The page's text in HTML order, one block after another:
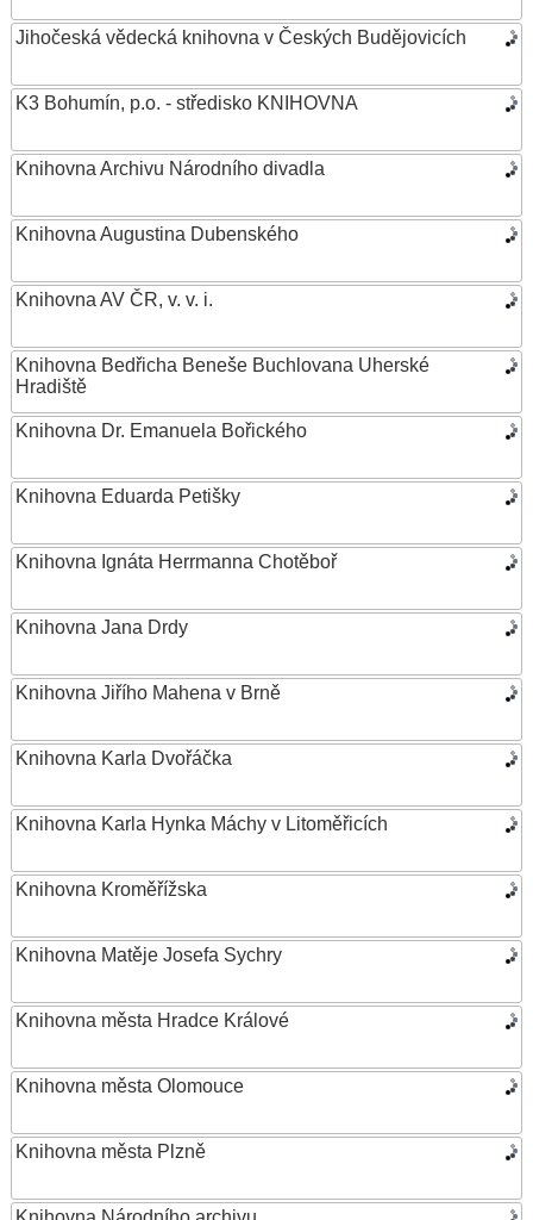
Jihočeská vědecká knihovna v Českých Budějovicích
K3 Bohumín, p.o. - středisko KNIHOVNA
Knihovna Archivu Národního divadla
Knihovna Augustina Dubenského
Knihovna AV ČR, v. v. i.
Knihovna Bedřicha Beneše Buchlovana Uherské
Hradiště
Knihovna Dr. Emanuela Bořického
Knihovna Eduarda Petišky
Knihovna Ignáta Herrmanna Chotěboř
Knihovna Jana Drdy
Knihovna Jiřího Mahena v Brně
Knihovna Karla Dvořáčka
Knihovna Karla Hynka Máchy v Litoměřicích
Knihovna Kroměřížska
Knihovna Matěje Josefa Sychry
Knihovna města Hradce Králové
Knihovna města Olomouce
Knihovna města Plzně